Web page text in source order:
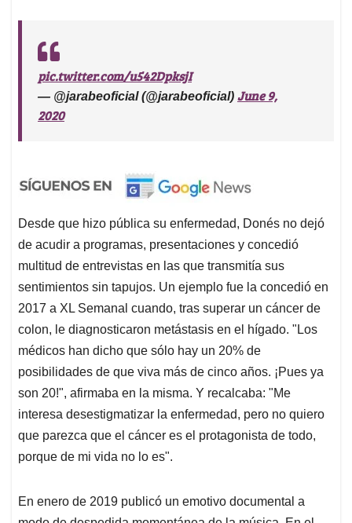
pic.twitter.com/u542DpksjI
— @jarabeoficial (@jarabeoficial) June 9,
2020
Desde que hizo pública su enfermedad, Donés no dejó
de acudir a programas, presentaciones y concedió
multitud de entrevistas en las que transmitía sus
sentimientos sin tapujos. Un ejemplo fue la concedió en
2017 a XL Semanal cuando, tras superar un cáncer de
colon, le diagnosticaron metástasis en el hígado. "Los
médicos han dicho que sólo hay un 20% de
posibilidades de que viva más de cinco años. ¡Pues ya
son 20!", afirmaba en la misma. Y recalcaba: "Me
interesa desestigmatizar la enfermedad, pero no quiero
que parezca que el cáncer es el protagonista de todo,
porque de mi vida no lo es".
En enero de 2019 publicó un emotivo documental a